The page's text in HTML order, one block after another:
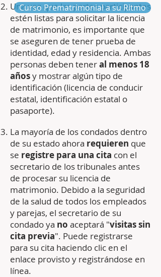
Una vez que las partes participantes
estén listas para solicitar la licencia
de matrimonio, es importante que
se aseguren de tener prueba de
identidad, edad y residencia. Ambas
personas deben teneral menos 18
añosy mostrar algún tipo de
identificación (licencia de conducir
estatal, identificación estatal o
pasaporte).
La mayoría de los condados dentro
de su estado ahora requieren que
se registre para una cita con el
secretario de los tribunales antes
de procesar su licencia de
matrimonio. Debido a la seguridad
de la salud de todos los empleados
y parejas, el secretario de su
condado ya no aceptará "visitas sin
cita previa". Puede registrarse
para su cita haciendo clic en el
enlace provisto y registrándose en
línea.
Curso Prematrimonial a su Ritmo